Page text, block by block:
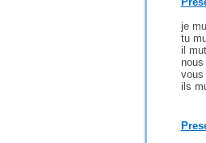
je
tu
il
vous
ils